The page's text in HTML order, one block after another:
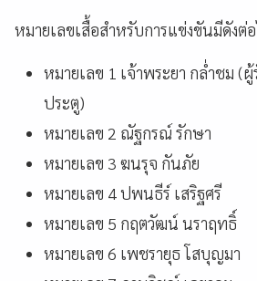
หมายเลขเสื้อสำหรับการแข่งขันมีดังต่
หมายเลข 1 เจ้าพระยา กล่ำชม (
ประตู)
หมายเลข 2 ณัฐกรณ์ รักษา
หมายเลข 3 ฆนรุจ กันภัย
หมายเลข 4 ปพนธีร์ เสริฐศรี
หมายเลข 5 กฤตวัฒน์ นราฤทธิ์
หมายเลข 6 เพชรายุธ โสบุญมา